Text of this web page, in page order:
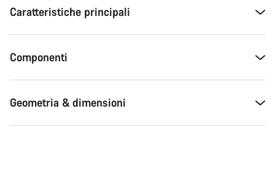
Caratteristiche principali
Componenti
Geometria & dimensioni